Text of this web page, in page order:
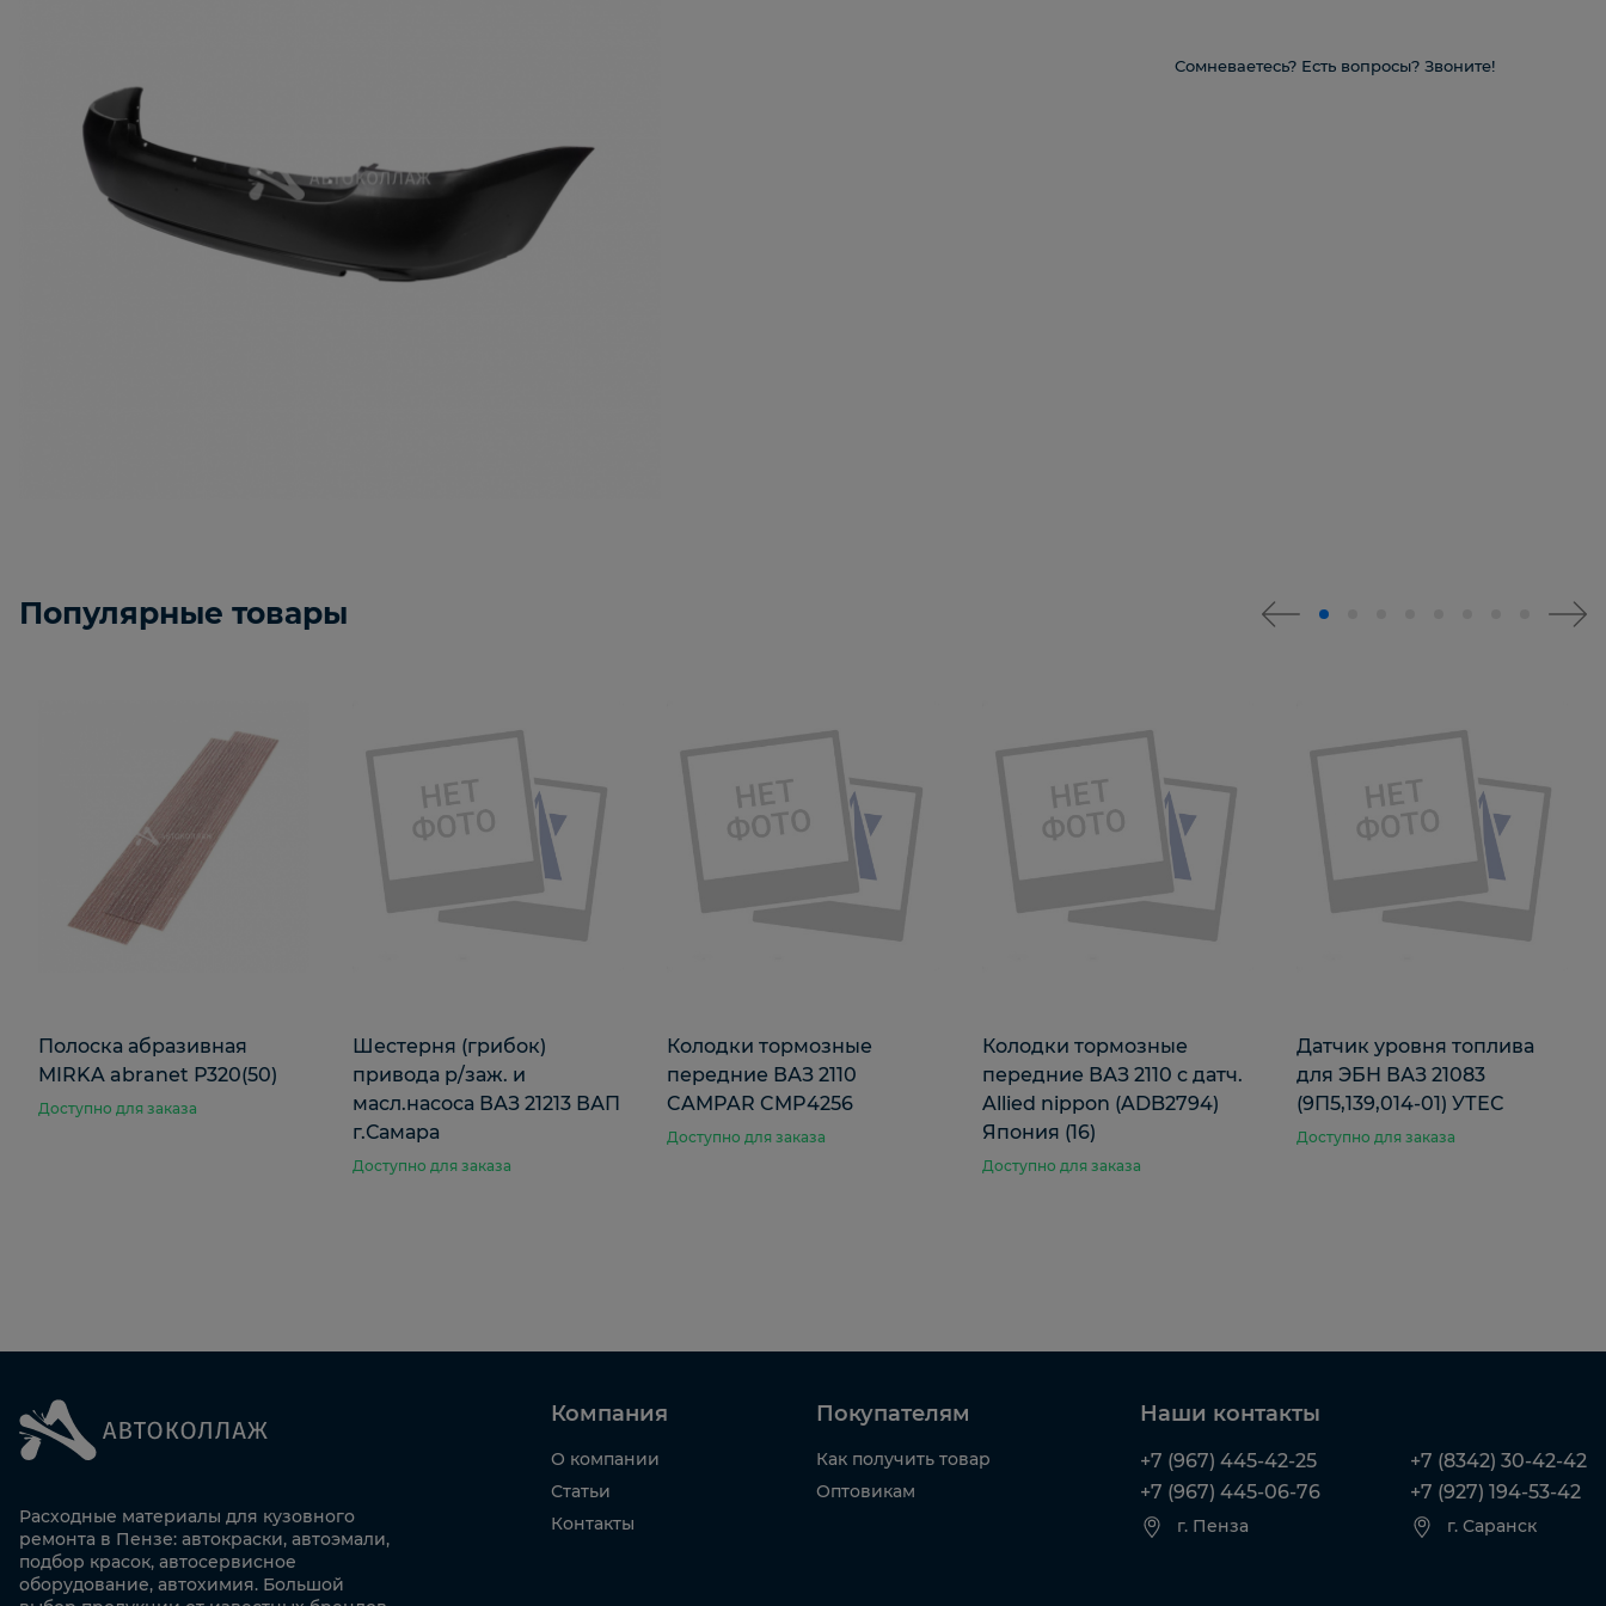
Сомневаетесь? Есть вопросы? Звоните!
Популярные товары
Полоска абразивная
MIRKA abranet Р320(50)
Доступно для заказа
Шестерня (грибок)
привода р/заж. и
масл.насоса ВАЗ 21213 ВАП
г.Самара
Доступно для заказа
Колодки тормозные
передние ВАЗ 2110
CAMPAR CMP4256
Доступно для заказа
Колодки тормозные
передние ВАЗ 2110 с датч.
Allied nippon (ADB2794)
Япония (16)
Доступно для заказа
Датчик уровня топлива
для ЭБН ВАЗ 21083
(9П5,139,014-01) УТЕС
Доступно для заказа
Расходные материалы для кузовного
ремонта в Пензе: автокраски, автоэмали,
подбор красок, автосервисное
оборудование, автохимия. Большой
Компания
О компании
Статьи
Контакты
Покупателям
Как получить товар
Оптовикам
Наши контакты
+7 (967) 445-42-25
+7 (967) 445-06-76
г. Пенза
+7 (8342) 30-42-42
+7 (927) 194-53-42
г. Саранск